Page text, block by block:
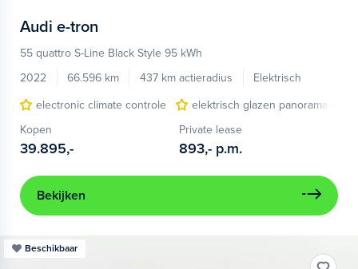
Audi e-tron
55 quattro S-Line Black Style 95 kWh
2022
66.596 km 437 km actieradius
Elektrisch
electronic climate controle
elektrisch glazen panorama-dak
Kopen
39.895,-
Private lease
893,- p.m.
Bekijken
Beschikbaar